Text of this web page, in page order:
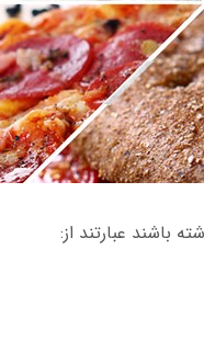
باشند عبارتند از: